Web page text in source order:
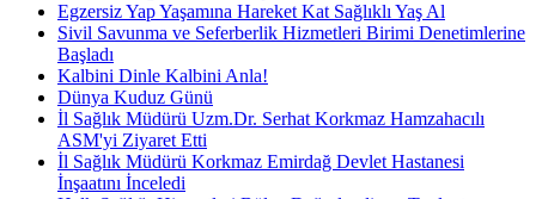
Egzersiz Yap Yaşamına Hareket Kat Sağlıklı Yaş Al
Sivil Savunma ve Seferberlik Hizmetleri Birimi Denetimlerine
Başladı
Kalbini Dinle Kalbini Anla!
Dünya Kuduz Günü
İl Sağlık Müdürü Uzm.Dr. Serhat Korkmaz Hamzahacılı
ASM'yi Ziyaret Etti
İl Sağlık Müdürü Korkmaz Emirdağ Devlet Hastanesi
İnşaatını İnceledi